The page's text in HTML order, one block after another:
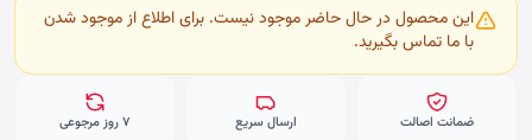
این محصول در حال حاضر موجود نیست. برای اطلاع از موجود شدن
با ما تماس بگیرید.
ضمانت اصالت ارسال سریع ۷ روز مرجوعی